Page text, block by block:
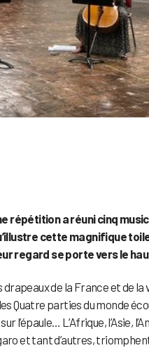
répétition a réuni cinq
cette magnifique
regard se porte vers le
drapeaux de la France et de
Quatre parties du monde
l’épaule… L’Afrique, l’Asie,
et tant d’autres,